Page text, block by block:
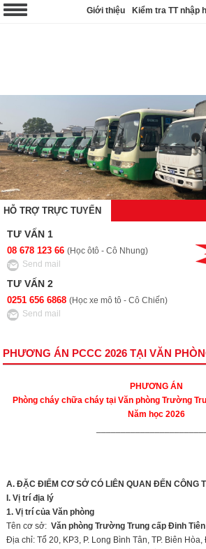
Giới thiệu Kiểm tra TT nhập
HỖ TRỢ TRỰC TUYẾN
TƯ VẤN 1
08 678 123 66 (Học ôtô - Cô Nhung)
Send mail
TƯ VẤN 2
0251 656 6868 (Học xe mô tô - Cô Chiến)
Send mail
PHƯƠNG ÁN PCCC 2026 TẠI VĂN
PHƯƠNG ÁN
Phòng cháy chữa cháy tại Văn phòng Trường
Năm học 2026
A. ĐẶC ĐIỂM CƠ SỞ CÓ LIÊN QUAN ĐẾN CÔNG
I. Vị trí địa lý
1. Vị trí của Văn phòng
Tên cơ sở: Văn phòng Trường Trung cấp Đinh
Địa chỉ: Tổ 20, KP3, P. Long Bình Tân, TP. Biên